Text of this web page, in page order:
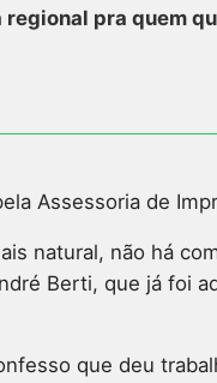
regional pra quem
Assessoria de
natural, não há
Berti, que já foi
que deu